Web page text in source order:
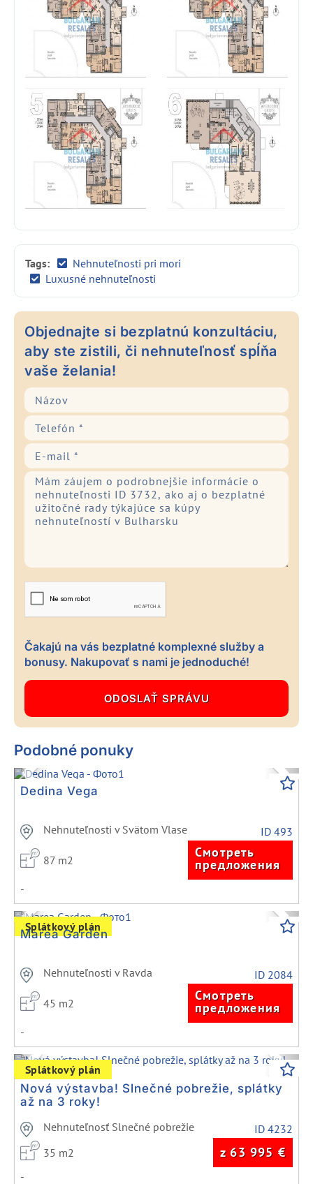
Tags:
Nehnuteľnosti pri mori
Luxusné nehnuteľnosti
Objednajte si bezplatnú konzultáciu,
aby ste zistili, či nehnuteľnosť spĺňa
vaše želania!
Čakajú na vás bezplatné komplexné služby a
bonusy. Nakupovať s nami je jednoduché!
Podobné ponuky
Previous Next
Dedina Vega
Nehnuteľnosti v Svätom Vlase ID 493
87 m2 Смотреть
предложения
-
Previous Next
Splátkový plán
Marea Garden
Nehnuteľnosti v Ravda ID 2084
45 m2 Смотреть
предложения
-
Previous Next
Splátkový plán
Nová výstavba! Slnečné pobrežie, splátky
až na 3 roky!
Nehnuteľnosť Slnečné pobrežie
ID 4232
35 m2
z 63 995 €
-